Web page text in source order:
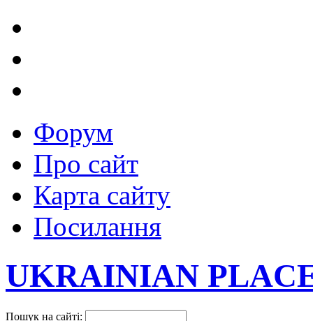
Форум
Про сайт
Карта сайту
Посилання
UKRAINIAN
Пошук на сайті: